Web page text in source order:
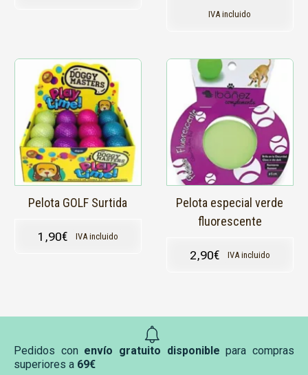
IVA incluido
Pelota GOLF Surtida
1,90€ IVA incluido
Pelota especial verde
fluorescente
2,90€ IVA incluido
Pedidos con envío gratuito disponible para compras
superiores a 69€